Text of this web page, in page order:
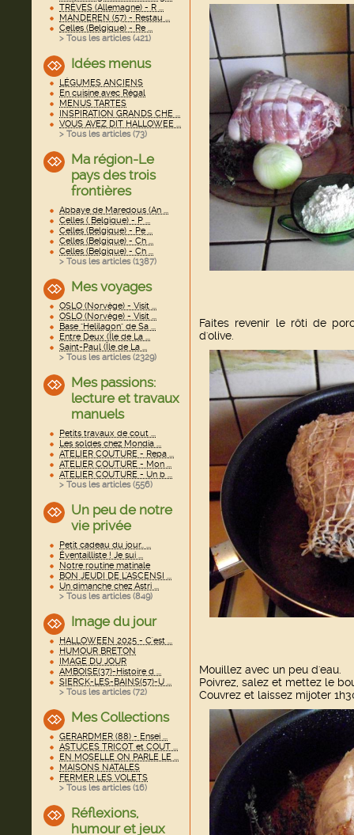
TRÈVES (Allemagne) - R ...
MANDEREN (57) - Restau ...
Celles (Belgique) - Re ...
> Tous les articles (421)
Idées menus
LÉGUMES ANCIENS
En cuisine avec Régal
MENUS TARTES
INSPIRATION GRANDS CHE ...
VOUS AVEZ DIT HALLOWEE ...
> Tous les articles (73)
Ma région-Le
pays des trois
frontières
Abbaye de Maredous (An ...
Celles ( Belgique) - P ...
Celles (Belgique) - Pe ...
Celles (Belgique) - Ch ...
Celles (Belgique) - Ch ...
> Tous les articles (1387)
Mes voyages
OSLO (Norvège) - Visit ...
OSLO (Norvège) - Visit ...
Base "Helilagon" de Sa ...
Entre Deux (Île de La ...
Saint-Paul (Île de La ...
> Tous les articles (2329)
Mes passions:
lecture et travaux
manuels
Petits travaux de cout ...
Les soldes chez Mondia ...
ATELIER COUTURE - Repa ...
ATELIER COUTURE - Mon ...
ATELIER COUTURE - Un b ...
> Tous les articles (556)
Un peu de notre
vie privée
Petit cadeau du jour.. ...
Éventailliste ! Je sui ...
Notre routine matinale
BON JEUDI DE L'ASCENSI ...
Un dimanche chez Astri ...
> Tous les articles (849)
Image du jour
HALLOWEEN 2025 - C'est ...
HUMOUR BRETON
IMAGE DU JOUR
AMBOISE(37)-Histoire d ...
SIERCK-LES-BAINS(57)-U ...
> Tous les articles (72)
Mes Collections
GERARDMER (88) - Ensei ...
ASTUCES TRICOT et COUT ...
EN MOSELLE ON PARLE LE ...
MAISONS NATALES
FERMER LES VOLETS
> Tous les articles (16)
Réflexions,
humour et jeux
Faites revenir le rôti de
d'olive.
Mouillez avec un peu d'eau.
Poivrez, salez et mettez le
Couvrez et laissez mijoter